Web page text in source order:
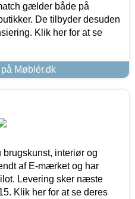
gælder både på
De tilbyder desuden
Klik her for at se
Møblér.dk
interiør og
af E-mærket og har
Levering sker næste
Klik her for at se deres